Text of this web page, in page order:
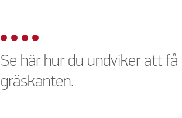
Se här hur du undviker att
gräskanten.